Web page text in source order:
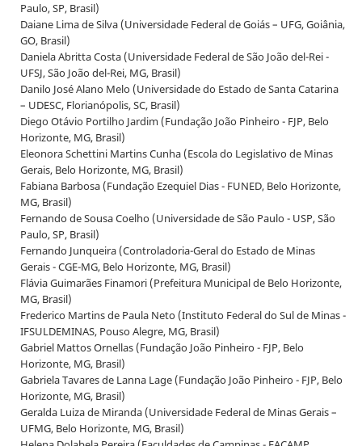
Paulo, SP, Brasil)
Daiane Lima de Silva (Universidade Federal de Goiás – UFG, Goiânia,
GO, Brasil)
Daniela Abritta Costa (Universidade Federal de São João del-Rei -
UFSJ, São João del-Rei, MG, Brasil)
Danilo José Alano Melo (Universidade do Estado de Santa Catarina
– UDESC, Florianópolis, SC, Brasil)
Diego Otávio Portilho Jardim (Fundação João Pinheiro - FJP, Belo
Horizonte, MG, Brasil)
Eleonora Schettini Martins Cunha (Escola do Legislativo de Minas
Gerais, Belo Horizonte, MG, Brasil)
Fabiana Barbosa (Fundação Ezequiel Dias - FUNED, Belo Horizonte,
MG, Brasil)
Fernando de Sousa Coelho (Universidade de São Paulo - USP, São
Paulo, SP, Brasil)
Fernando Junqueira (Controladoria-Geral do Estado de Minas
Gerais - CGE-MG, Belo Horizonte, MG, Brasil)
Flávia Guimarães Finamori (Prefeitura Municipal de Belo Horizonte,
MG, Brasil)
Frederico Martins de Paula Neto (Instituto Federal do Sul de Minas -
IFSULDEMINAS, Pouso Alegre, MG, Brasil)
Gabriel Mattos Ornellas (Fundação João Pinheiro - FJP, Belo
Horizonte, MG, Brasil)
Gabriela Tavares de Lanna Lage (Fundação João Pinheiro - FJP, Belo
Horizonte, MG, Brasil)
Geralda Luiza de Miranda (Universidade Federal de Minas Gerais –
UFMG, Belo Horizonte, MG, Brasil)